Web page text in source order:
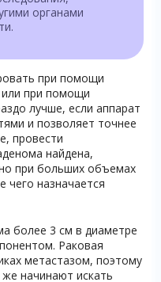
органами
при помощи
или при помощи
лучше, если аппарат
и позволяет точнее
провести
найдена,
при больших объемах
чего назначается
более 3 см в диаметре
Раковая
метастазом, поэтому
начинают искать